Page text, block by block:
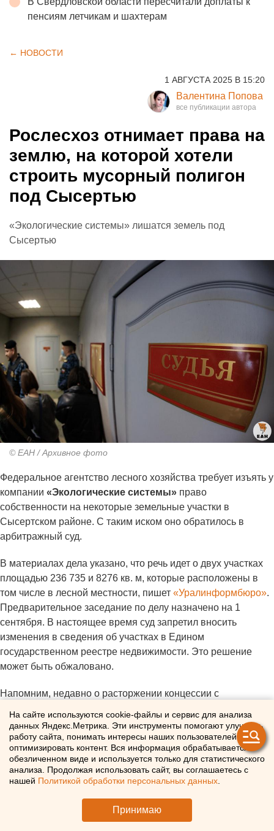
пенсиям летчикам и шахтерам
← НОВОСТИ
1 АВГУСТА 2025 В 15:20
Валентина Попова
Рослесхоз отнимает права на
землю, на которой хотели
строить мусорный полигон
под Сысертью
«Экологические системы» лишатся земель под
Сысертью
© ЕАН / Архивное фото
Федеральное агентство лесного хозяйства требует изъять у
компании «Экологические системы» право
собственности на некоторые земельные участки в
Сысертском районе. С таким иском оно обратилось в
арбитражный суд.
В материалах дела указано, что речь идет о двух участках
площадью 236 735 и 8276 кв. м, которые расположены в
том числе в лесной местности, пишет «Уралинформбюро».
Предварительное заседание по делу назначено на 1
сентября. В настоящее время суд запретил вносить
изменения в сведения об участках в Едином
государственном реестре недвижимости. Это решение
может быть обжаловано.
Напомним, недавно о расторжении концессии с
периметр «Корпорации СТС») объявил врио губернатора
Свердловской области Денис Паслер . До этого
планировалось строительство полигона рядом с Сысертью.
Считающийся главным бенефициаром отмененного
строительства мусорного полигона под Сысертью
Алексей Бобровна встрече с журналистами
заявил, что проект стал устаревшим и невыгодным.
На сайте используются cookie-файлы и сервис для анализа
данных Яндекс.Метрика. Эти инструменты помогают улучшать
работу сайта, понимать интересы наших пользователей и
оптимизировать контент. Вся информация обрабатывается в
обезличенном виде и используется только для статистического
анализа. Продолжая использовать сайт, вы соглашаетесь с
нашей Политикой обработки персональных данных
Принимаю